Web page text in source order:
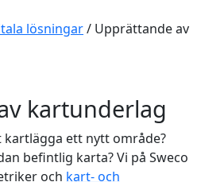
lösningar/ Upprättande av
kartunderlag
kartlägga ett nytt område?
befintlig karta? Vi på Sweco
och kart- och